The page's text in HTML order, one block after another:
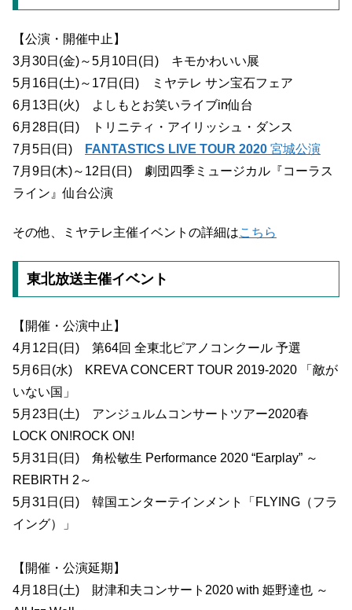
【公演・開催中止】
3月30日(金)～5月10日(日) キモかわいい展
5月16日(土)～17日(日) ミヤテレ サン宝石フェア
6月13日(火) よしもとお笑いライブin仙台
6月28日(日) トリニティ・アイリッシュ・ダンス
7月5日(日)
FANTASTICS LIVE TOUR 2020 宮城公演
7月9日(木)～12日(日) 劇団四季ミュージカル『コーラス
ライン』仙台公演
その他、ミヤテレ主催イベントの詳細はこちら
東北放送主催イベント
【開催・公演中止】
4月12日(日) 第64回 全東北ピアノコンクール 予選
5月6日(水) KREVA CONCERT TOUR 2019-2020 「敵が
いない国」
5月23日(土) アンジュルムコンサートツアー2020春
LOCK ON!ROCK ON!
5月31日(日) 角松敏生 Performance 2020 “Earplay” ～
REBIRTH 2～
5月31日(日) 韓国エンターテインメント「FLYING（フラ
イング）」
【開催・公演延期】
4月18日(土) 財津和夫コンサート2020 with 姫野達也 ～